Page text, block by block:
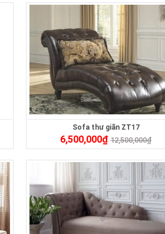
Sofa thư giãn ZT17
6,500,000₫ 12,500,000₫